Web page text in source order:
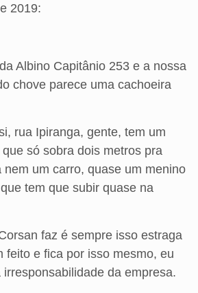
2019:
Albino Capitânio 253 e a nossa
chove parece uma cachoeira
rua Ipiranga, gente, tem um
só sobra dois metros pra
nem um carro, quase um menino
tem que subir quase na
faz é sempre isso estraga
feito e fica por isso mesmo, eu
da empresa.